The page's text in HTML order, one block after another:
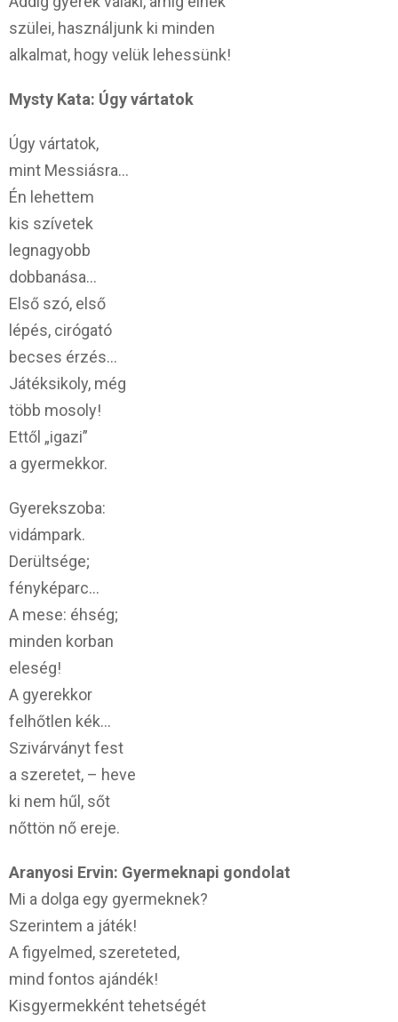
szülei, használjunk ki minden
alkalmat, hogy velük lehessünk!
Mysty Kata: Úgy vártatok
Úgy vártatok,
mint Messiásra…
Én lehettem
kis szívetek
legnagyobb
dobbanása…
Első szó, első
lépés, cirógató
becses érzés…
Játéksikoly, még
több mosoly!
Ettől „igazi”
a gyermekkor.
Gyerekszoba:
vidámpark.
Derültsége;
fényképarc…
A mese: éhség;
minden korban
eleség!
A gyerekkor
felhőtlen kék…
Szivárványt fest
a szeretet, – heve
ki nem hűl, sőt
nőttön nő ereje.
Aranyosi Ervin: Gyermeknapi gondolat
Mi a dolga egy gyermeknek?
Szerintem a játék!
A figyelmed, szereteted,
mind fontos ajándék!
Kisgyermekként tehetségét